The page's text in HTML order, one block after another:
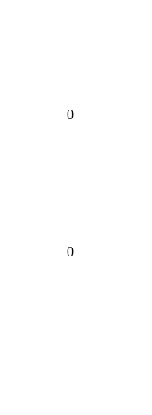
0
0